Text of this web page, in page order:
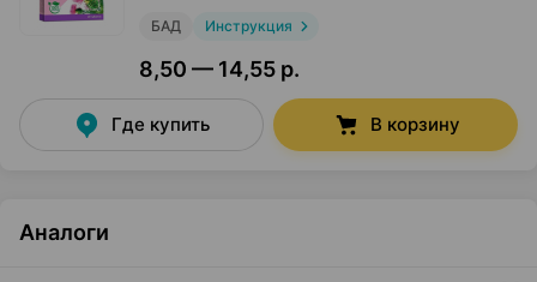
БАД Инструкция
8,50 — 14,55 р.
Где купить В корзину
Аналоги